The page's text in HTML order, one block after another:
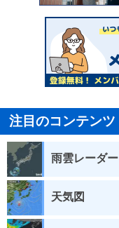
注目のコンテンツ
雨雲レーダー
天気図